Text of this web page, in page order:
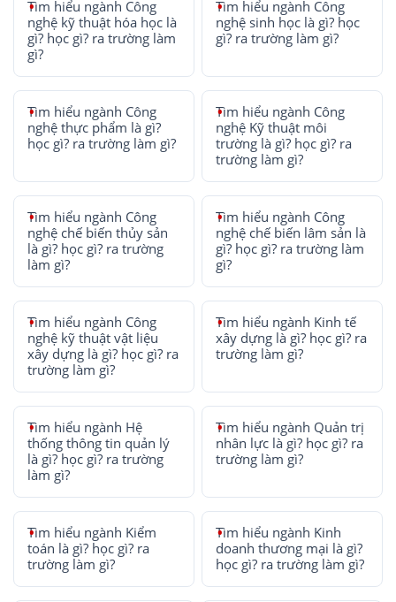
Tìm hiểu ngành Công
nghệ kỹ thuật hóa học là
gì? học gì? ra trường làm
gì?
Tìm hiểu ngành Công
nghệ sinh học là gì? học
gì? ra trường làm gì?
Tìm hiểu ngành Công
nghệ thực phẩm là gì?
học gì? ra trường làm gì?
Tìm hiểu ngành Công
nghệ Kỹ thuật môi
trường là gì? học gì? ra
trường làm gì?
Tìm hiểu ngành Công
nghệ chế biến thủy sản
là gì? học gì? ra trường
làm gì?
Tìm hiểu ngành Công
nghệ chế biến lâm sản là
gì? học gì? ra trường làm
gì?
Tìm hiểu ngành Công
nghệ kỹ thuật vật liệu
xây dựng là gì? học gì? ra
trường làm gì?
Tìm hiểu ngành Kinh tế
xây dựng là gì? học gì? ra
trường làm gì?
Tìm hiểu ngành Hệ
thống thông tin quản lý
là gì? học gì? ra trường
làm gì?
Tìm hiểu ngành Quản trị
nhân lực là gì? học gì? ra
trường làm gì?
Tìm hiểu ngành Kiểm
toán là gì? học gì? ra
trường làm gì?
Tìm hiểu ngành Kinh
doanh thương mại là gì?
học gì? ra trường làm gì?